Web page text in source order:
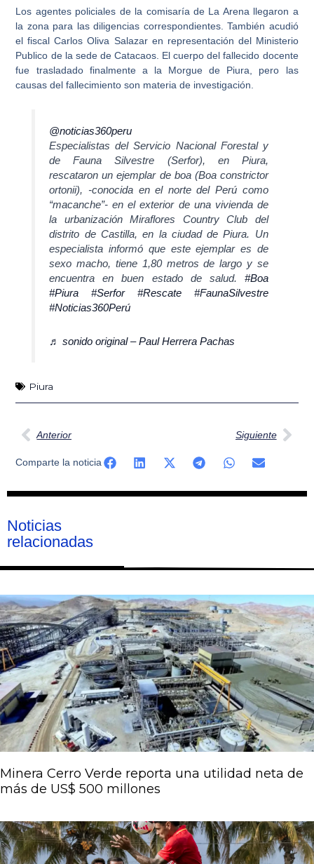
Los agentes policiales de la comisaría de La Arena llegaron a
la zona para las diligencias correspondientes. También acudió
el fiscal Carlos Oliva Salazar en representación del Ministerio
Publico de la sede de Catacaos. El cuerpo del fallecido docente
fue trasladado finalmente a la Morgue de Piura, pero las
causas del fallecimiento son materia de investigación.
@noticias360peru
Especialistas del Servicio Nacional Forestal y
de Fauna Silvestre (Serfor), en Piura,
rescataron un ejemplar de boa (Boa constrictor
ortonii), -conocida en el norte del Perú como
“macanche”- en el exterior de una vivienda de
la urbanización Miraflores Country Club del
distrito de Castilla, en la ciudad de Piura. Un
especialista informó que este ejemplar es de
sexo macho, tiene 1,80 metros de largo y se
encuentra en buen estado de salud. #Boa
#Piura
#Serfor #Rescate
#FaunaSilvestre
#Noticias360Perú
♬ sonido original – Paul Herrera Pachas
Piura
Ant
Anterior Siguiente
Comparte la noticia
Noticias
relacionadas
Minera Cerro Verde reporta una utilidad neta de
más de US$ 500 millones
Página
Página
Página
Página
Página